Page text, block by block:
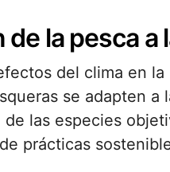
de la pesca
del clima en
se adapten
las especies
prácticas